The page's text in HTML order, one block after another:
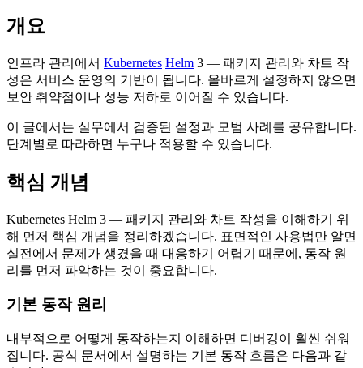
개요
인프라 관리에서 Kubernetes Helm 3 — 패키지 관리와 차트 작
성은 서비스 운영의 기반이 됩니다. 올바르게 설정하지 않으면
보안 취약점이나 성능 저하로 이어질 수 있습니다.
이 글에서는 실무에서 검증된 설정과 모범 사례를 공유합니다.
단계별로 따라하면 누구나 적용할 수 있습니다.
핵심 개념
Kubernetes Helm 3 — 패키지 관리와 차트 작성을 이해하기 위
해 먼저 핵심 개념을 정리하겠습니다. 표면적인 사용법만 알면
실전에서 문제가 생겼을 때 대응하기 어렵기 때문에, 동작 원
리를 먼저 파악하는 것이 중요합니다.
기본 동작 원리
내부적으로 어떻게 동작하는지 이해하면 디버깅이 훨씬 쉬워
집니다. 공식 문서에서 설명하는 기본 동작 흐름은 다음과 같